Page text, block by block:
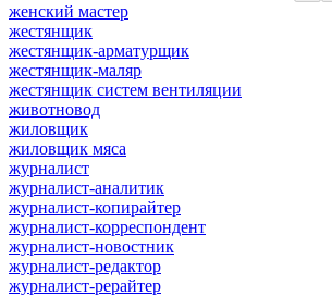
женский мастер
жестянщик
жестянщик-арматурщик
жестянщик-маляр
жестянщик систем вентиляции
животновод
жиловщик
жиловщик мяса
журналист
журналист-аналитик
журналист-копирайтер
журналист-корреспондент
журналист-новостник
журналист-редактор
журналист-рерайтер